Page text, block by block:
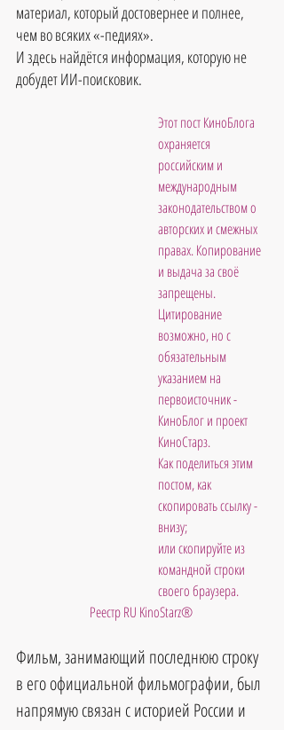
материал, который достовернее и полнее,
чем во всяких «-педиях».
И здесь найдётся информация, которую не
добудет ИИ-поисковик.
Этот пост КиноБлога
охраняется
российским и
международным
законодательством о
авторских и смежных
правах. Копирование
и выдача за своё
запрещены.
Цитирование
возможно, но с
обязательным
указанием на
первоисточник -
КиноБлог и проект
КиноСтарз.
Как поделиться этим
постом, как
скопировать ссылку -
внизу;
или скопируйте из
командной строки
своего браузера.
Реестр RU KinoStarz®
Фильм, занимающий последнюю строку
в его официальной фильмографии, был
напрямую связан с историей России и